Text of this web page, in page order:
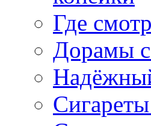
Где
Дорамы